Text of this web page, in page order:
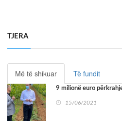
TJERA
Më të shikuar Të fundit
9 milionë euro
15/06/2021